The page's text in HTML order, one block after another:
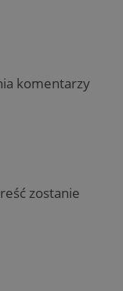
komentarzy
zostanie